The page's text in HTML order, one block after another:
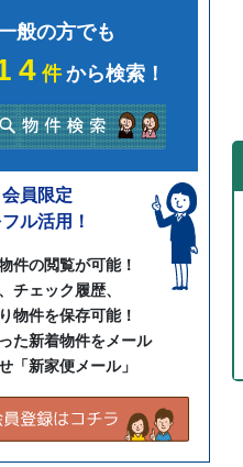
般の方でも
件から検索！
員限定
ル活用！
件の閲覧が可能！
チェック履歴、
物件を保存可能！
た新着物件をメール
「新家便メール」